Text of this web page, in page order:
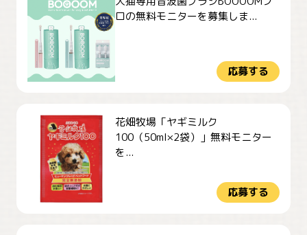
ロの無料モニターを募集しま...
応募する
花畑牧場「ヤギミルク
100（50ml×2袋）」無料モニター
を...
応募する